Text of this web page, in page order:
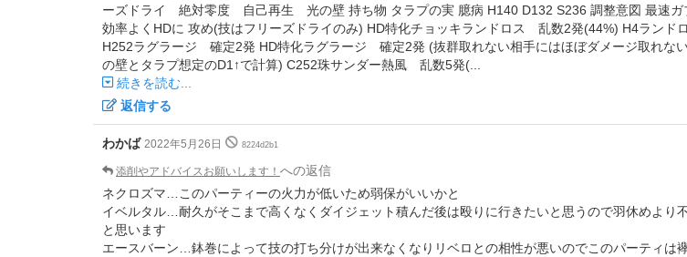
ーズドライ 絶対零度 自己再生 光の壁 持ち物 タラプの実 臆病 H140 D132 S236 調整意図 最速ガ
効率よくHDに 攻め(技はフリーズドライのみ) HD特化チョッキランドロス 乱数2発(44%) H4ラン
H252ラグラージ 確定2発 HD特化ラグラージ 確定2発 (抜群取れない相手にはほぼダメージ取れな
の壁とタラプ想定のD1↑で計算) C252珠サンダー熱風 乱数5発(...
続きを読む...
返信する
わかば 2022年5月26日 8224d2b1
添削やアドバイスお願いします！ への返信
ネクロズマ…このパーティーの火力が低いため弱保がいいかと
イベルタル…耐久がそこまで高くなくダイジェット積んだ後は殴りに行きたいと思うので羽休めより
と思います
エースバーン…鉢巻によって技の打ち分けが出来なくなりリベロとの相性が悪いのでこのパーティは